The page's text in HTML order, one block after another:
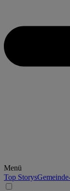
Menü
Top Storys